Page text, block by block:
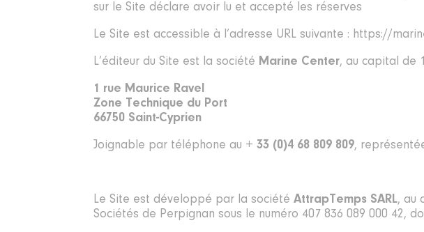
sur le Site déclare avoir lu et accepté les réserves
Le Site est accessible à l’adresse URL suivante : https://
L’éditeur du Site est la société Marine Center, au capital de
1 rue Maurice Ravel
Zone Technique du Port
66750 Saint-Cyprien
Joignable par téléphone au + 33 (0)4 68 809 809,
Le Site est développé par la sociétéAttrapTemps SARL, au
Sociétés de Perpignan sous le numéro 407 836 089 000 42,